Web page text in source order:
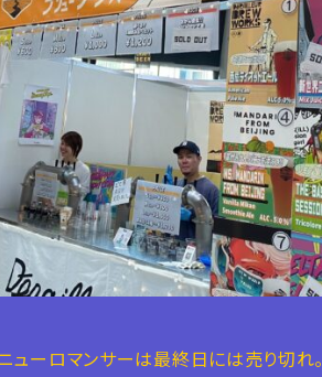
ーロマンサーは最終日には売り切れ。